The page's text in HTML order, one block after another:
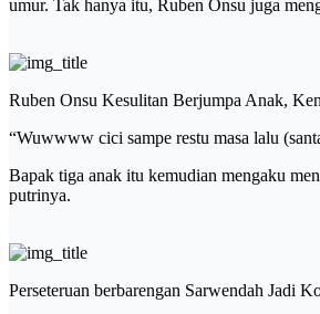
umur. Tak hanya itu, Ruben Onsu juga
Ruben Onsu Kesulitan Berjumpa Anak,
“Wuwwww cici sampe restu masa lalu
Bapak tiga anak itu kemudian mengaku
putrinya.
Perseteruan berbarengan Sarwendah Jadi